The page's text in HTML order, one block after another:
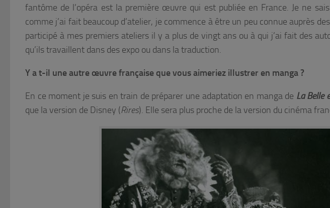
fantôme de l’opéra est la première œuvre qui est publiée en France. Je ne
comme j’ai fait beaucoup d’atelier, je commence à être un peu connue auprès
participé à mes premiers ateliers il y a plus de vingt ans ou à qui j’ai fait des
qu’ils travaillent dans des expo ou dans la traduction.
Y a t-il une autre œuvre française que vous aimeriez illustrer en manga ?
En ce moment je suis en train de préparer une adaptation en manga de La Belle
que la version de Disney (Rires). Elle sera plus proche de la version du cinéma